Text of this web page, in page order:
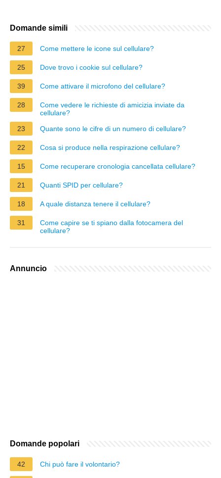
Domande simili
27 Come mettere le icone sul cellulare?
25 Dove trovo i cookie sul cellulare?
39 Come attivare il microfono del cellulare?
28
Come vedere le richieste di amicizia inviate da
cellulare?
23
Quante sono le cifre di un numero di cellulare?
22 Cosa si produce nella respirazione cellulare?
15 Come recuperare cronologia cancellata cellulare?
21 Quanti SPID per cellulare?
18 A quale distanza tenere il cellulare?
31
Come capire se ti spiano dalla fotocamera del
cellulare?
Annuncio
Domande popolari
42 Chi può fare il volontario?